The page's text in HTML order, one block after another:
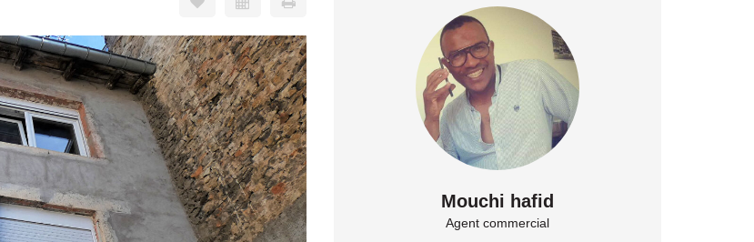
Mouchi hafid
Agent commercial